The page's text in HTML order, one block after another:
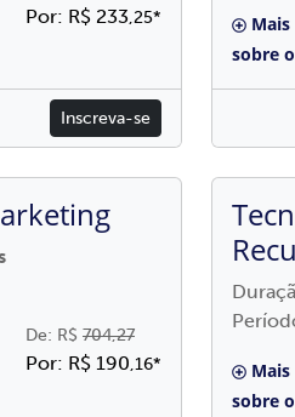
Por: R$ 233,25*
Inscreva-se
sobre
De: R$ 704,27
Por: R$ 190,16*
sobre